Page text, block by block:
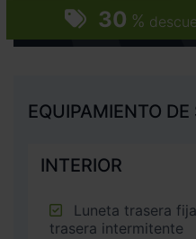
30 %
EQUIPAMIENTO DE
INTERIOR
trasera intermitente